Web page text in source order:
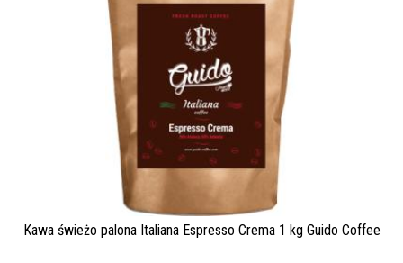
Kawa świeżo palona Italiana Espresso Crema 1 kg Guido Coffee